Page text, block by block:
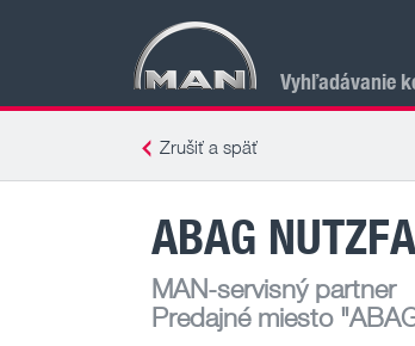
Vyhľadávanie
Zrušiť a späť
ABAG
MAN-servisný partner
Predajné miesto